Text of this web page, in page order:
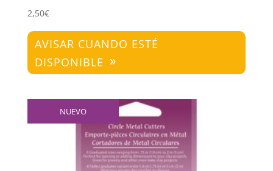
2,50€
AVISAR CUANDO ESTÉ
DISPONIBLE
NUEVO